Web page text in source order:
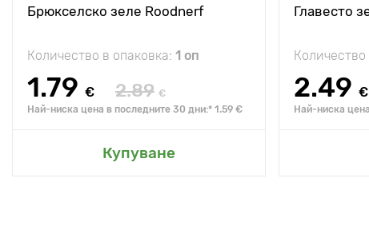
Брюкселско зеле Roodnerf
Количество в опаковка: 1 оп
1.79 € 2.89 €
Най-ниска цена в последните 30 дни:* 1.59 €
Купуване
Главесто
Количество
2.49 €
Най-ниска